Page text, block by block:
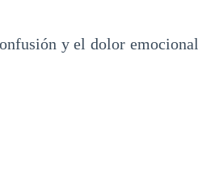
y el dolor emocional